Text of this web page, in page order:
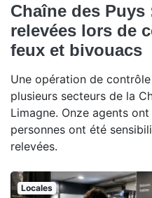
Chaîne des
relevées lors de
feux et bivouacs
Une opération de
plusieurs secteurs de la
Limagne. Onze agents
personnes ont été
relevées.
Locales